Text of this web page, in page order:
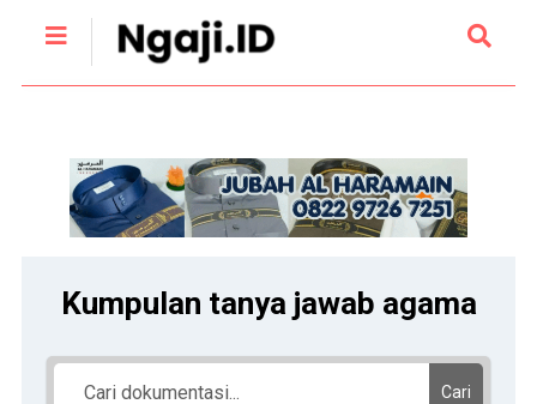
Kumpulan tanya jawab agama
Cari